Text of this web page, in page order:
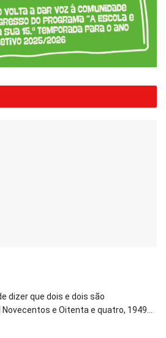
dizer que dois e dois são
e Oitenta e quatro, 1949...